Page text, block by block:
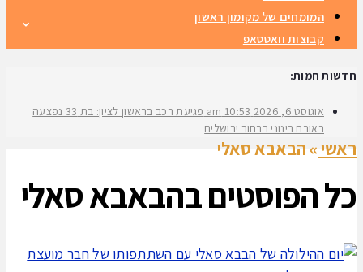
המומחים של מקומון ראשון
קבוצות וואטסאפ
חדשות חמות:
אוגוסט 6, 2026 10:53 am
פגיעת רכב בראשון לציון: בת 33 נפצעה
באורח בינוני ברחוב ירושלים
ראשי» הבאבא סאלי
כל הפוסטים בהבאבא סאלי